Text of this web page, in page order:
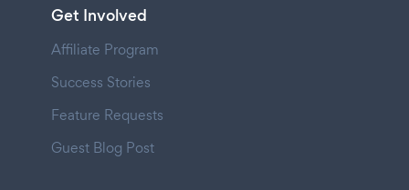
Get Involved
Affiliate Program
Success Stories
Feature Requests
Guest Blog Post